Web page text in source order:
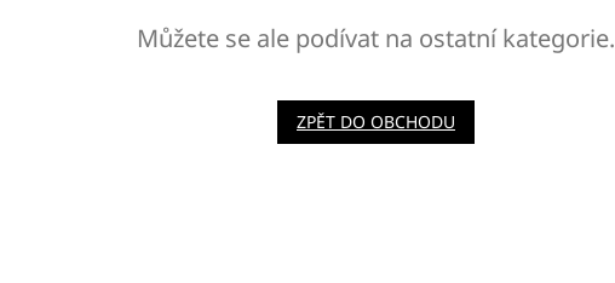
Můžete se ale podívat na ostatní kategorie.
ZPĚT DO OBCHODU